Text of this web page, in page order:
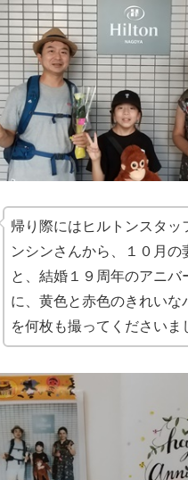
帰り際にはヒルトンスタッ
ンシンさんから、１０月の
と、結婚１９周年のアニバ
に、黄色と赤色のきれいな
を何枚も撮ってください